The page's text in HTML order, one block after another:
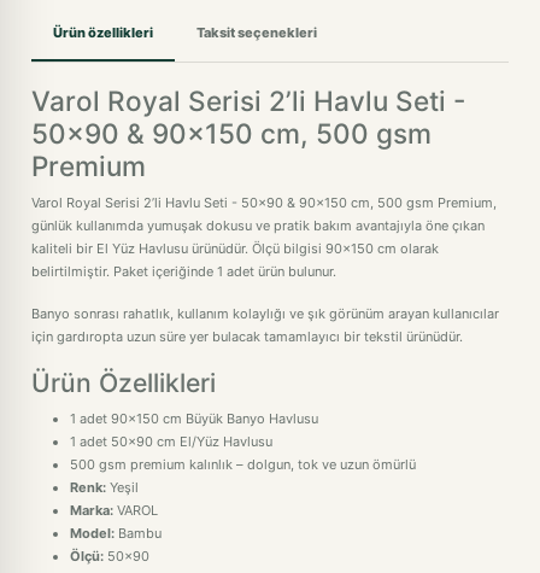
Ürün özellikleri Taksit seçenekleri
Varol Royal Serisi 2’li Havlu Seti -
50x90 & 90x150 cm, 500 gsm
Premium
Varol Royal Serisi 2’li Havlu Seti - 50x90 & 90x150 cm, 500 gsm Premium,
günlük kullanımda yumuşak dokusu ve pratik bakım avantajıyla öne çıkan
kaliteli bir El Yüz Havlusu ürünüdür. Ölçü bilgisi 90x150 cm olarak
belirtilmiştir. Paket içeriğinde 1 adet ürün bulunur.
Banyo sonrası rahatlık, kullanım kolaylığı ve şık görünüm arayan kullanıcılar
için gardıropta uzun süre yer bulacak tamamlayıcı bir tekstil ürünüdür.
Ürün Özellikleri
1 adet 90x150 cm Büyük Banyo Havlusu
1 adet 50x90 cm El/Yüz Havlusu
500 gsm premium kalınlık – dolgun, tok ve uzun ömürlü
Renk: Yeşil
Marka: VAROL
Model: Bambu
Ölçü: 50x90